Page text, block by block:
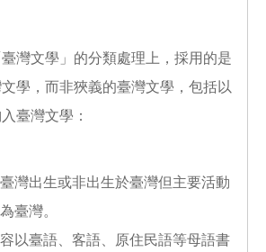
灣文學」的分類處理上，採用的是
學，而非狹義的臺灣文學，包括以
臺灣文學：
灣出生或非出生於臺灣但主要活動
臺灣。
以臺語、客語、原住民語等母語書